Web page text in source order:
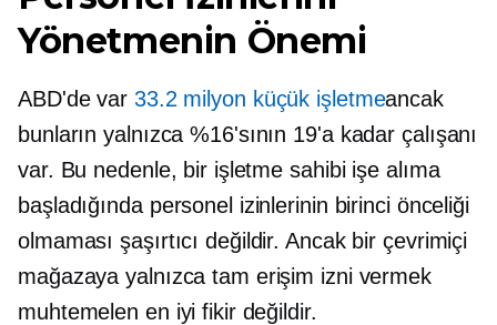
Yönetmenin Önemi
ABD'de var 33.2 milyon küçük işletmeancak
bunların yalnızca %16'sının 19'a kadar çalışanı
var. Bu nedenle, bir işletme sahibi işe alıma
başladığında personel izinlerinin birinci önceliği
olmaması şaşırtıcı değildir. Ancak bir çevrimiçi
mağazaya yalnızca tam erişim izni vermek
muhtemelen en iyi fikir değildir.